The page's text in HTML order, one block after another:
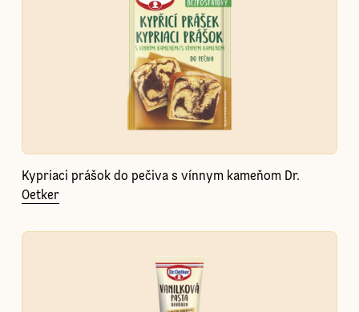
Kypriaci prášok do pečiva s vínnym kameňom Dr.
Oetker